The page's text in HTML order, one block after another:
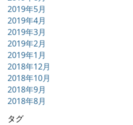
2019年5月
2019年4月
2019年3月
2019年2月
2019年1月
2018年12月
2018年10月
2018年9月
2018年8月
タグ